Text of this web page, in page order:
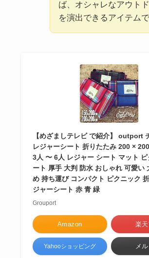
ば、オシャレなアウト
を演出できるアイテムで
【めざましテレビ で紹介】 outport
レジャーシート 折りたたみ 200 ×
3人 〜 6人 レジャー シート マット
ート 厚手 大判 防水 おしゃれ 可愛い
め 持ち運び コンパクト ピクニック
ジャーシート 赤 青 緑
Grouport
Amazon 楽
Yahooショッピング メ